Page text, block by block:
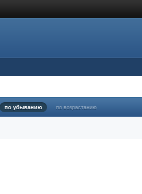
по убыванию по возрастанию